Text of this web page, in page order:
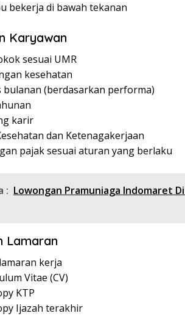
bekerja di bawah tekanan
Karyawan
sesuai UMR
kesehatan
bulanan (berdasarkan performa)
karir
dan Ketenagakerjaan
pajak sesuai aturan yang berlaku
: Lowongan Pramuniaga Indomaret
Lamaran
kerja
Vitae (CV)
KTP
Ijazah terakhir